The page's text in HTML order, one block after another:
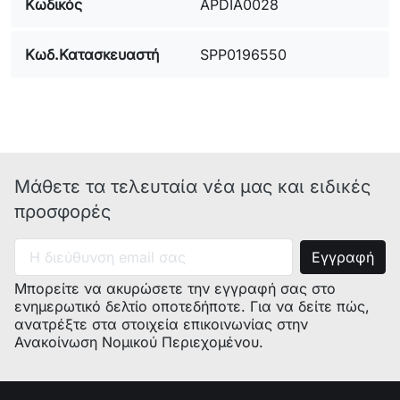
Κωδικός APDIA0028
Κωδ.Κατασκευαστή SPP0196550
Μάθετε τα τελευταία νέα μας και ειδικές
προσφορές
Μπορείτε να ακυρώσετε την εγγραφή σας στο
ενημερωτικό δελτίο οποτεδήποτε. Για να δείτε πώς,
ανατρέξτε στα στοιχεία επικοινωνίας στην
Ανακοίνωση Νομικού Περιεχομένου.